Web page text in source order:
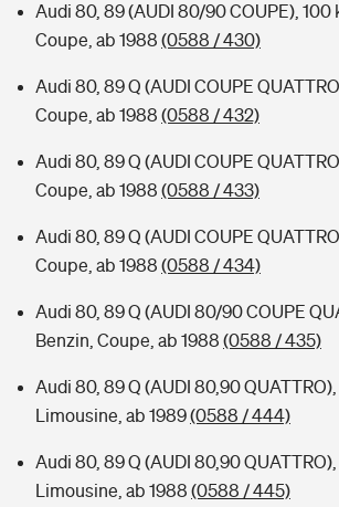
Audi 80, 89 (AUDI 80/90 COUPE), 100
Coupe, ab 1988 (0588 / 430)
Audi 80, 89 Q (AUDI COUPE
Coupe, ab 1988 (0588 / 432)
Audi 80, 89 Q (AUDI COUPE
Coupe, ab 1988 (0588 / 433)
Audi 80, 89 Q (AUDI COUPE
Coupe, ab 1988 (0588 / 434)
Audi 80, 89 Q (AUDI 80/90 COUPE
Benzin, Coupe, ab 1988 (0588 / 435)
Audi 80, 89 Q (AUDI 80,90 QUATTRO),
Limousine, ab 1989(0588 / 444)
Audi 80, 89 Q (AUDI 80,90 QUATTRO),
Limousine, ab 1988 (0588 / 445)